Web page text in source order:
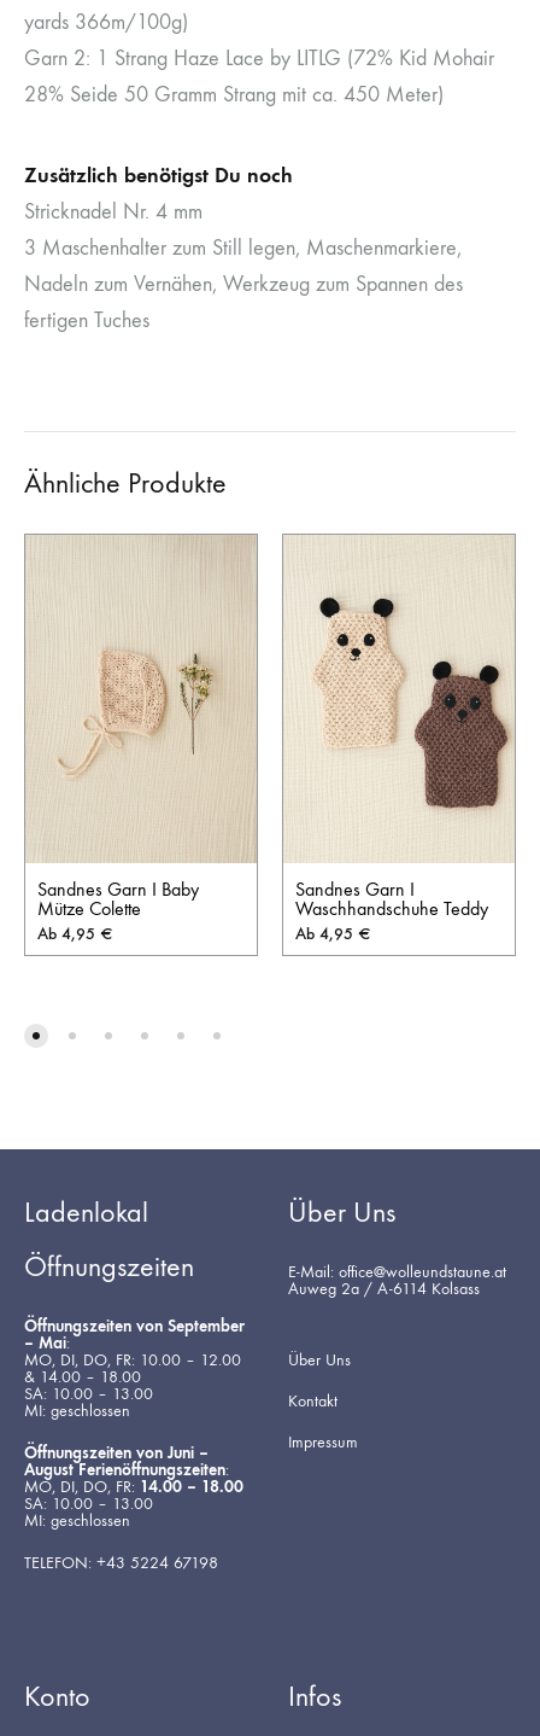
yards 366m/100g)
Garn 2: 1 Strang Haze Lace by LITLG (72% Kid Mohair
28% Seide 50 Gramm Strang mit ca. 450 Meter)
Zusätzlich benötigst Du noch
Stricknadel Nr. 4 mm
3 Maschenhalter zum Still legen, Maschenmarkiere,
Nadeln zum Vernähen, Werkzeug zum Spannen des
fertigen Tuches
Ähnliche Produkte
Sandnes Garn I Baby
Mütze Colette
Ab 4,95 €
Sandnes Garn I
Waschhandschuhe Teddy
Ab 4,95 €
Ladenlokal
Öffnungszeiten
Öffnungszeiten von September
– Mai:
MO, DI, DO, FR: 10.00 – 12.00
& 14.00 – 18.00
SA: 10.00 – 13.00
MI: geschlossen
Öffnungszeiten von Juni –
August Ferienöffnungszeiten:
MO, DI, DO, FR: 14.00 – 18.00
SA: 10.00 – 13.00
MI: geschlossen
TELEFON: +43 5224 67198
Über Uns
E-Mail: office@wolleundstaune.at
Auweg 2a / A-6114 Kolsass
Über Uns
Kontakt
Impressum
Konto Infos